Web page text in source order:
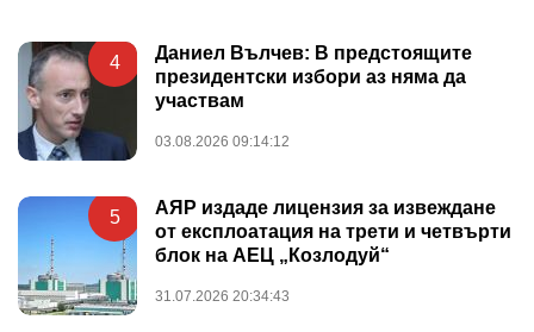
4
Даниел Вълчев: В предстоящите
президентски избори аз няма да
участвам
03.08.2026 09:14:12
5
АЯР издаде лицензия за извеждане
от експлоатация на трети и четвърти
блок на АЕЦ „Козлодуй“
31.07.2026 20:34:43